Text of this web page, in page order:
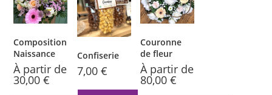
Composition
Naissance
À partir de
30,00€
Confiserie
7,00 €
Couronne
de fleur
À partir de
80,00 €